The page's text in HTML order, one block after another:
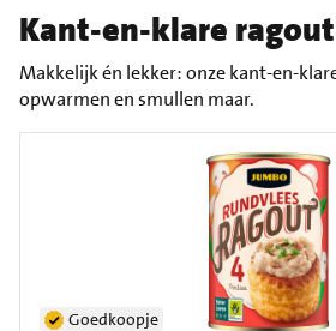
Kant-en-klare
Makkelijk én lekker: onze kant-en-
opwarmen en smullen maar.
Goedkoopje